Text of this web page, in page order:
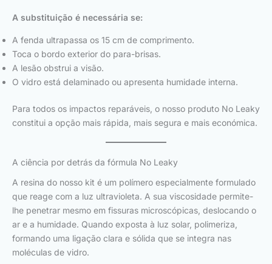
A substituição é necessária se:
A fenda ultrapassa os 15 cm de comprimento.
Toca o bordo exterior do para-brisas.
A lesão obstrui a visão.
O vidro está delaminado ou apresenta humidade interna.
Para todos os impactos reparáveis, o nosso produto No Leaky
constitui a opção mais rápida, mais segura e mais económica.
A ciência por detrás da fórmula No Leaky
A resina do nosso kit é um polímero especialmente formulado
que reage com a luz ultravioleta. A sua viscosidade permite-
lhe penetrar mesmo em fissuras microscópicas, deslocando o
ar e a humidade. Quando exposta à luz solar, polimeriza,
formando uma ligação clara e sólida que se integra nas
moléculas de vidro.